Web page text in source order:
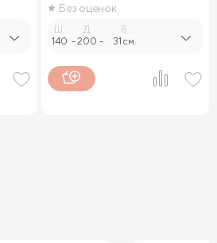
Без оценок
Ш.
140 -
Д.
200 -
В.
31 см.